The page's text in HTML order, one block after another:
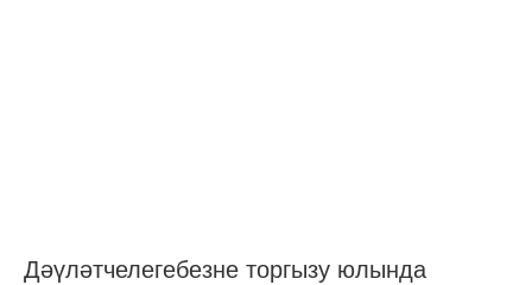
Дәүләтчелегебезне торгызу юлында